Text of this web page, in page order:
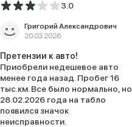
3.0
Григорий Александрович
20.03.2026
Претензии к авто!
Приобрели недешевое авто
менее года назад. Пробег 16
тыс.км. Все было нормально, но
28.02.2026 года на табло
появился значок
неисправности.